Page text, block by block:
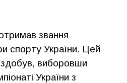
звання
спорту України. Цей
здобув, виборовши
України з